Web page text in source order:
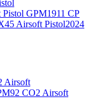
GPM1911 CP
Airsoft Pistol2024
Airsoft
CO2 Airsoft